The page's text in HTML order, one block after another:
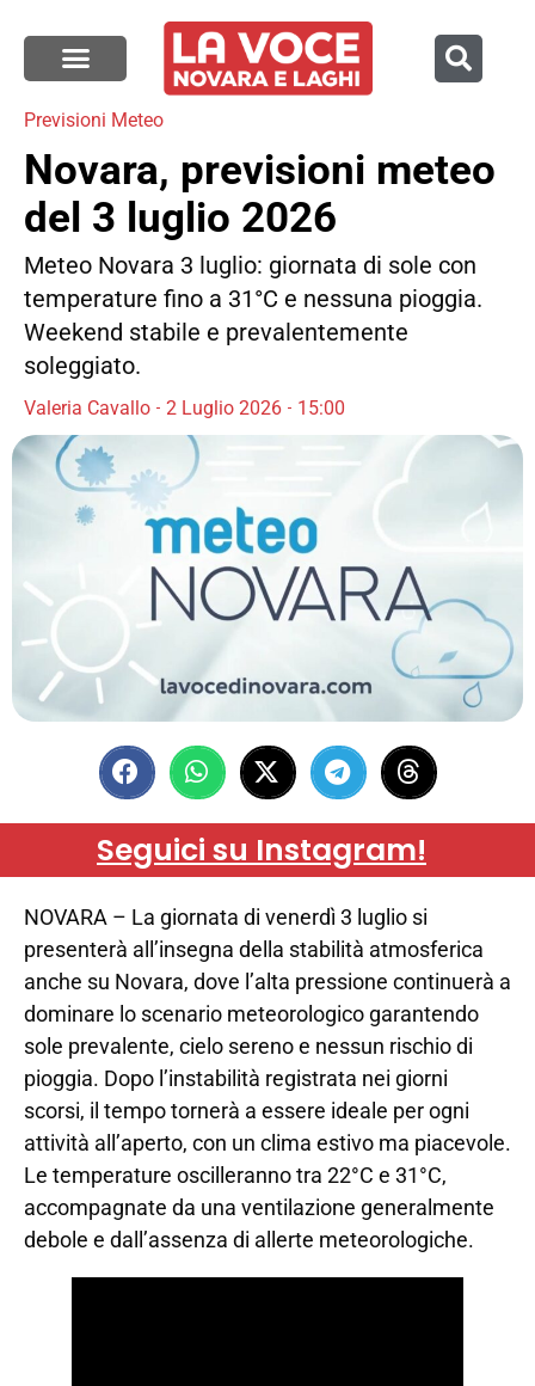
Previsioni Meteo
Novara, previsioni meteo
del 3 luglio 2026
Meteo Novara 3 luglio: giornata di sole con
temperature fino a 31°C e nessuna pioggia.
Weekend stabile e prevalentemente
soleggiato.
Valeria Cavallo 2 Luglio 2026 15:00
Seguici su Instagram!
NOVARA – La giornata di venerdì 3 luglio si
presenterà all’insegna della stabilità atmosferica
anche su Novara, dove l’alta pressione continuerà a
dominare lo scenario meteorologico garantendo
sole prevalente, cielo sereno e nessun rischio di
pioggia. Dopo l’instabilità registrata nei giorni
scorsi, il tempo tornerà a essere ideale per ogni
attività all’aperto, con un clima estivo ma piacevole.
Le temperature oscilleranno tra 22°C e 31°C,
accompagnate da una ventilazione generalmente
debole e dall’assenza di allerte meteorologiche.